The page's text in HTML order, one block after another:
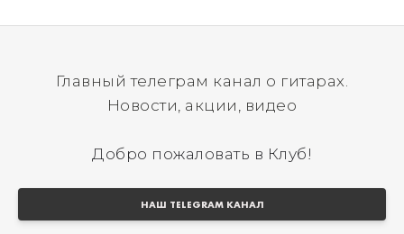
Главный телеграм канал о гитарах.
Новости, акции, видео
Добро пожаловать в Клуб!
НАШ TELEGRAM КАНАЛ